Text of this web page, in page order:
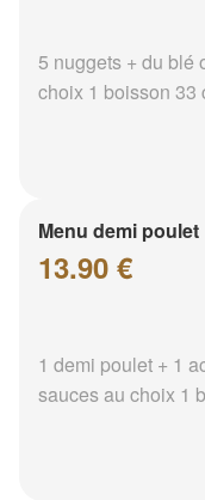
5 nuggets + du blé
choix 1 boisson 33
Menu demi poulet
13.90 €
1 demi poulet + 1
sauces au choix 1